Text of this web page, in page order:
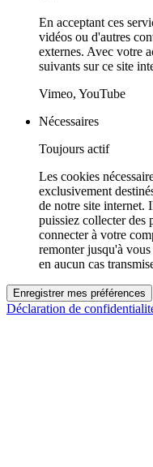
En acceptant ces
vidéos ou d'autres
externes. Avec votre
suivants sur ce site
Vimeo, YouTube
Nécessaires
Toujours actif
Les cookies
exclusivement
de notre site internet.
puissiez collecter des
connecter à votre
remonter jusqu'à
en aucun cas
Enregistrer mes préférences
Déclaration de